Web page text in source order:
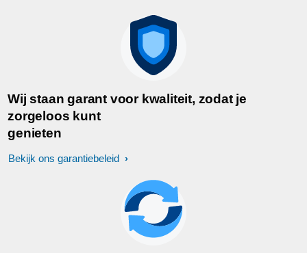
Wij staan garant voor kwaliteit, zodat je
zorgeloos kunt
genieten
Bekijk ons garantiebeleid